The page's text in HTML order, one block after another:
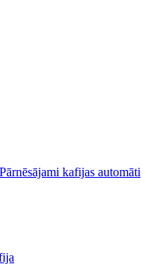
Pārnēsājami kafijas automāti